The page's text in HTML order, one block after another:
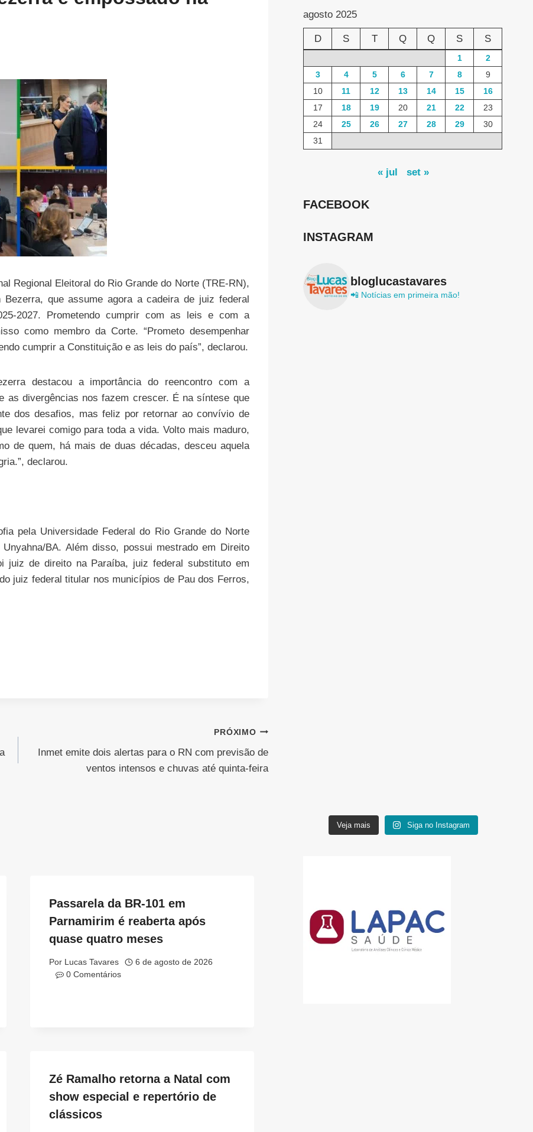
Regional Eleitoral do Rio Grande do Norte (TRE-RN),
que assume agora a cadeira de juiz federal
2027. Prometendo cumprir com as leis e com a
como membro da Corte. “Prometo desempenhar
cumprir a Constituição e as leis do país”, declarou.
destacou a importância do reencontro com a
as divergências nos fazem crescer. É na síntese que
dos desafios, mas feliz por retornar ao convívio de
levarei comigo para toda a vida. Volto mais maduro,
de quem, há mais de duas décadas, desceu aquela
declarou.
pela Universidade Federal do Rio Grande do Norte
BA. Além disso, possui mestrado em Direito
juiz de direito na Paraíba, juiz federal substituto em
juiz federal titular nos municípios de Pau dos Ferros,
PRÓXIMO
Inmet emite dois alertas para o RN com previsão de
ventos intensos e chuvas até quinta-feira
Passarela da BR-101 em
Parnamirim é reaberta após
quase quatro meses
Por Lucas Tavares
6 de agosto de 2026
0 Comentários
Zé Ramalho retorna a Natal com
show especial e repertório de
clássicos
agosto 2025
D S T Q Q S S
1
2
3
4 5 6 7 8
9
10
11 12 13 14 15
16
17
18 19 20 21 22
23
24
25 26 27 28 29
30
31
« jul set »
FACEBOOK
INSTAGRAM
bloglucastavares
📲 Notícias em primeira mão!
Veja mais Siga no Instagram